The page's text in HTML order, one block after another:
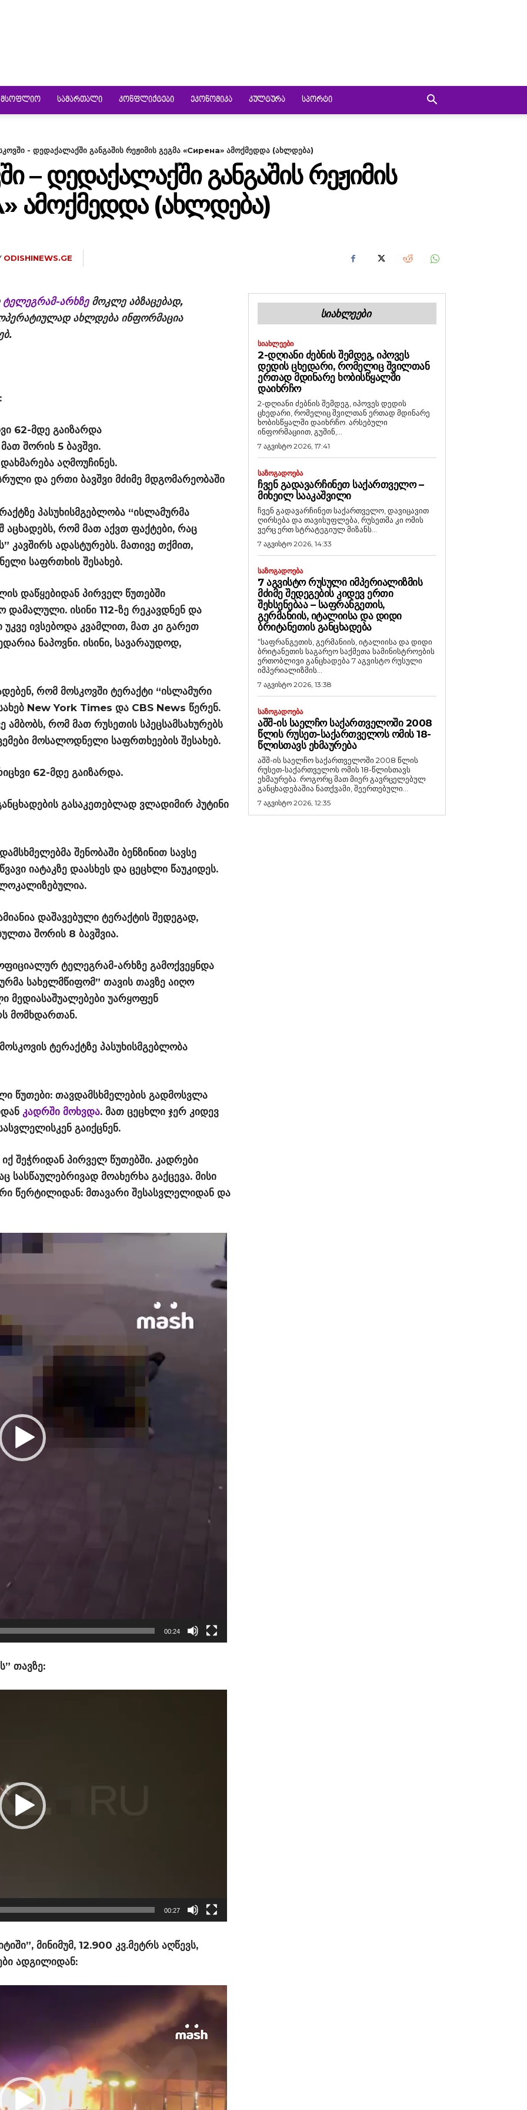
ᲛᲡᲝᲤᲚᲘᲝ ᲡᲐᲛᲐᲠᲗᲐᲚᲘ ᲙᲝᲜᲤᲚᲘᲥᲢᲔᲑᲘ ᲔᲙᲝᲜᲝᲛᲘᲙᲐ ᲙᲣᲚᲢᲣᲠᲐ ᲡᲞᲝᲠᲢᲘ
- დედაქალაქში განგაშის რეჟიმის გეგმა «Сирена» ამოქმედდა (ახლდება)
– ᲓᲔᲓᲐᲥᲐᲚᲐᲥᲨᲘ ᲒᲐᲜᲒᲐᲨᲘᲡ ᲠᲔᲟᲘᲛᲘᲡ
ᲐᲛᲝᲥᲛᲔᲓᲓᲐ (ᲐᲮᲚᲓᲔᲑᲐ)
ODISHINEWS.GE
ტელეგრამ-არხზემოკლე აბზაცებად,
ახლდება ინფორმაცია
62-მდე გაიზარდა
შორის 5 ბავშვი.
აღმოუჩინეს.
და ერთი ბავშვი მძიმე მდგომარეობაში
პასუხისმგებლობა “ისლამურმა
აცხადებს, რომ მათ აქვთ ფაქტები, რაც
კავშირს ადასტურებს. მათივე თქმით,
საფრთხის შესახებ.
დაწყებიდან პირველ წუთებში
ისინი 112-ზე რეკავდნენ და
ივსებოდა კვამლით, მათ კი გარეთ
ნაპოვნი. ისინი, სავარაუდოდ,
რომ მოსკოვში ტერაქტი “ისლამური
New York Times და CBS News წერენ.
რომ მათ რუსეთის სპეცსამსახურებს
მოსალოდნელი საფრთხეების შესახებ.
62-მდე გაიზარდა.
გასაკეთებლად ვლადიმირ პუტინი
შენობაში ბენზინით სავსე
იატაკზე დაასხეს და ცეცხლი წაუკიდეს.
დაშავებული ტერაქტის შედეგად,
შორის 8 ბავშვია.
ტელეგრამ-არხზე გამოქვეყნდა
სახელმწიფომ” თავის თავზე აიღო
მედიასაშუალებები უარყოფენ
მომხდართან.
ტერაქტზე პასუხისმგებლობა
წუთები: თავდამსხმელების გადმოსვლა
კადრში მოხვდა. მათ ცეცხლი ჯერ კიდევ
გაიქცნენ.
შეჭრიდან პირველ წუთებში. კადრები
მოახერხა გაქცევა. მისი
წერტილიდან: მთავარი შესასვლელიდან და
00:24
თავზე:
00:27
მინიმუმ, 12.900 კვ.მეტრს აღწევს,
ადგილიდან:
ᲡᲘᲐᲮᲚᲔᲔᲑᲘ
ᲡᲘᲐᲮᲚᲔᲔᲑᲘ
2-ᲓᲦᲘᲐᲜᲘ ᲫᲔᲑᲜᲘᲡ ᲨᲔᲛᲓᲔᲒ, ᲘᲞᲝᲕᲔᲡ
ᲓᲔᲓᲘᲡ ᲪᲮᲔᲓᲐᲠᲘ, ᲠᲝᲛᲔᲚᲘᲪ ᲨᲕᲘᲚᲗᲐᲜ
ᲔᲠᲗᲐᲓ ᲛᲓᲘᲜᲐᲠᲔ ᲮᲝᲑᲘᲡᲬᲧᲐᲚᲨᲘ
ᲓᲐᲘᲮᲠᲩᲝ
2-დღიანი ძებნის შემდეგ, იპოვეს დედის
ცხედარი, რომელიც შვილთან ერთად მდინარე
ხობისწყალში დაიხრჩო. არსებული
ინფორმაციით, გუშინ,...
7 აგვისტო 2026, 17:41
ᲡᲐᲖᲝᲒᲐᲓᲝᲔᲑᲐ
ᲩᲕᲔᲜ ᲒᲐᲓᲐᲕᲐᲠᲩᲘᲜᲔᲗ ᲡᲐᲥᲐᲠᲗᲕᲔᲚᲝ –
ᲛᲘᲮᲔᲘᲚ ᲡᲐᲐᲙᲐᲨᲕᲘᲚᲘ
ჩვენ გადავარჩინეთ საქართველო, დავიცავით
ღირსება და თავისუფლება, რუსეთმა კი ომის
ვერც ერთ სტრატეგიულ მიზანს...
7 აგვისტო 2026, 14:33
ᲡᲐᲖᲝᲒᲐᲓᲝᲔᲑᲐ
7 ᲐᲒᲕᲘᲡᲢᲝ ᲠᲣᲡᲣᲚᲘ ᲘᲛᲞᲔᲠᲘᲐᲚᲘᲖᲛᲘᲡ
ᲛᲫᲘᲛᲔ ᲨᲔᲓᲔᲒᲔᲑᲘᲡ ᲙᲘᲓᲔᲕ ᲔᲠᲗᲘ
ᲨᲔᲮᲡᲔᲜᲔᲑᲐᲐ – ᲡᲐᲤᲠᲐᲜᲒᲔᲗᲘᲡ,
ᲒᲔᲠᲛᲐᲜᲘᲘᲡ, ᲘᲢᲐᲚᲘᲘᲡᲐ ᲓᲐ ᲓᲘᲓᲘ
ᲑᲠᲘᲢᲐᲜᲔᲗᲘᲡ ᲒᲐᲜᲪᲮᲐᲓᲔᲑᲐ
“საფრანგეთის, გერმანიის, იტალიისა და დიდი
ბრიტანეთის საგარეო საქმეთა სამინისტროების
ერთობლივი განცხადება 7 აგვისტო რუსული
იმპერიალიზმის...
7 აგვისტო 2026, 13:38
ᲡᲐᲖᲝᲒᲐᲓᲝᲔᲑᲐ
ᲐᲨᲨ-ᲘᲡ ᲡᲐᲔᲚᲩᲝ ᲡᲐᲥᲐᲠᲗᲕᲔᲚᲝᲨᲘ 2008
ᲬᲚᲘᲡ ᲠᲣᲡᲔᲗ-ᲡᲐᲥᲐᲠᲗᲕᲔᲚᲝᲡ ᲝᲛᲘᲡ 18-
ᲬᲚᲘᲡᲗᲐᲕᲡ ᲔᲮᲛᲐᲣᲠᲔᲑᲐ
აშშ-ის საელჩო საქართველოში 2008 წლის
რუსეთ-საქართველოს ომის 18-წლისთავს
ეხმაურება. როგორც მათ მიერ გავრცელებულ
განცხადებაშია ნათქვამი, შეერთებული...
7 აგვისტო 2026, 12:35